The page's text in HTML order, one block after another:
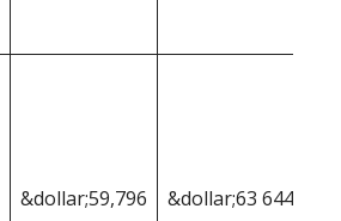
&dollar;59,796 &dollar;63 644